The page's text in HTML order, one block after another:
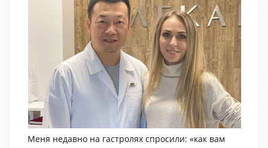
Меня недавно на гастролях спросили: «как вам